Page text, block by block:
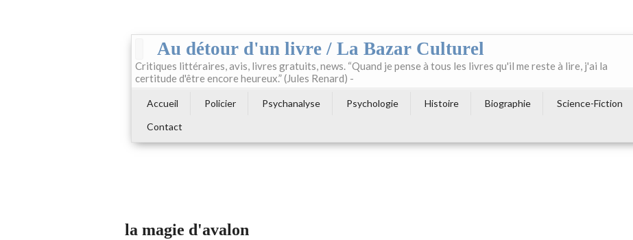
Au détour d'un livre / La Bazar Culturel
Critiques littéraires, avis, livres gratuits, news. “Quand je pense à tous les livres qu'il me reste à lire, j'ai la
certitude d'être encore heureux.” (Jules Renard) -
Accueil Policier Psychanalyse Psychologie Histoire Biographie Science-Fiction
Contact
la magie d'avalon